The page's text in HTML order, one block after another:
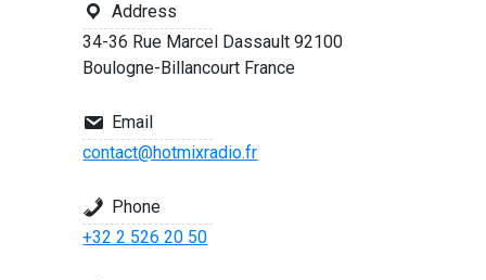
Address
34-36 Rue Marcel Dassault 92100
Boulogne-Billancourt France
Email
contact@hotmixradio.fr
Phone
+32 2 526 20 50